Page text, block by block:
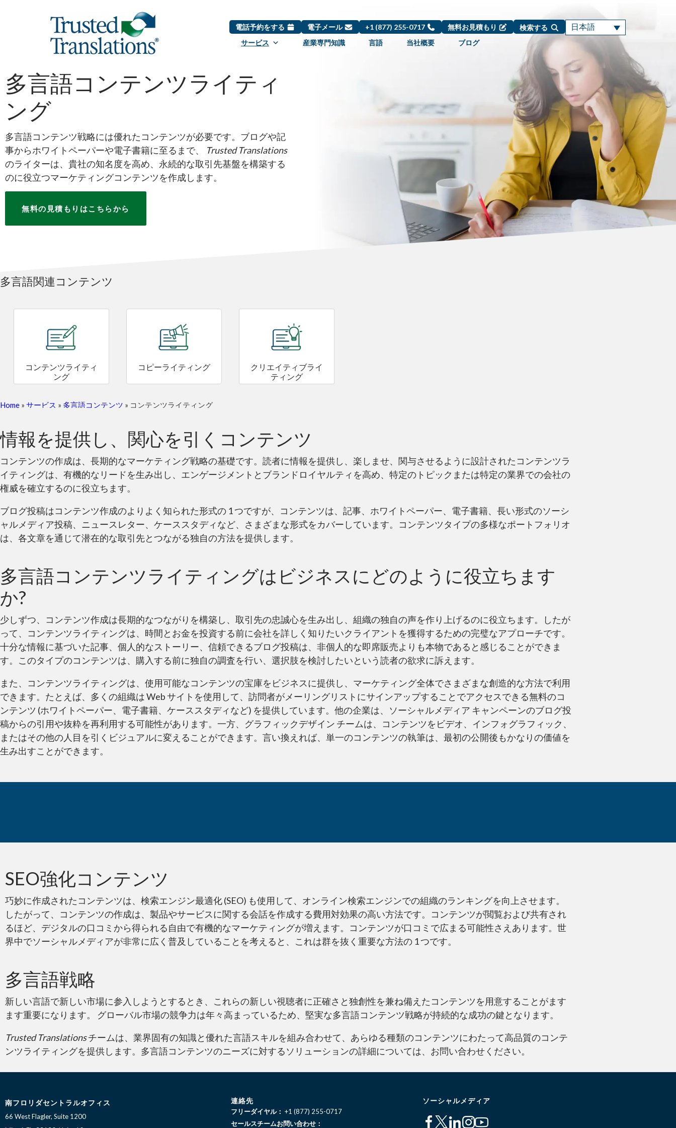
電話予約をする 電子メール +1 (877) 255-0717 無料お見積もり 検索する 日本語
サービス 産業専門知識 言語 当社概要 ブログ
多言語コンテンツライティ
ング
多言語コンテンツ戦略には優れたコンテンツが必要です。ブログや記
事からホワイトペーパーや電子書籍に至るまで、
Trusted Translations
のライターは、貴社の知名度を高め、永続的な取引先基盤を構築する
のに役立つマーケティングコンテンツを作成します。
無料の見積もりはこちらから
多言語関連コンテンツ
コンテンツライティ
ング
コピーライティング
クリエイティブライ
ティング
Home » サービス » 多言語コンテンツ » コンテンツライティング
情報を提供し、関心を引くコンテンツ
コンテンツの作成は、長期的なマーケティング戦略の基礎です。読者に情報を提供し、楽しませ、関与させるように設計されたコンテンツラ
イティングは、有機的なリードを生み出し、エンゲージメントとブランドロイヤルティを高め、特定のトピックまたは特定の業界での会社の
権威を確立するのに役立ちます。
ブログ投稿はコンテンツ作成のよりよく知られた形式の 1 つですが、コンテンツは、記事、ホワイトペーパー、電子書籍、長い形式のソーシ
ャルメディア投稿、ニュースレター、ケーススタディなど、さまざまな形式をカバーしています。コンテンツタイプの多様なポートフォリオ
は、各文章を通じて潜在的な取引先とつながる独自の方法を提供します。
多言語コンテンツライティングはビジネスにどのように役立ちます
か?
少しずつ、コンテンツ作成は長期的なつながりを構築し、取引先の忠誠心を生み出し、組織の独自の声を作り上げるのに役立ちます。したが
って、コンテンツライティングは、時間とお金を投資する前に会社を詳しく知りたいクライアントを獲得するための完璧なアプローチです。
十分な情報に基づいた記事、個人的なストーリー、信頼できるブログ投稿は、非個人的な即席販売よりも本物であると感じることができま
す。このタイプのコンテンツは、購入する前に独自の調査を行い、選択肢を検討したいという読者の欲求に訴えます。
また、コンテンツライティングは、使用可能なコンテンツの宝庫をビジネスに提供し、マーケティング全体でさまざまな創造的な方法で利用
できます。たとえば、多くの組織は Web サイトを使用して、訪問者がメーリングリストにサインアップすることでアクセスできる無料のコ
ンテンツ (ホワイトペーパー、電子書籍、ケーススタディなど) を提供しています。他の企業は、ソーシャルメディア キャンペーンのブログ投
稿からの引用や抜粋を再利用する可能性があります。一方、グラフィックデザイン チームは、コンテンツをビデオ、インフォグラフィック、
またはその他の人目を引くビジュアルに変えることができます。言い換えれば、単一のコンテンツの執筆は、最初の公開後もかなりの価値を
生み出すことができます。
ご存じでしたか?
SEO強化コンテンツ
巧妙に作成されたコンテンツは、検索エンジン最適化 (SEO) も使用して、オンライン検索エンジンでの組織のランキングを向上させます。
したがって、コンテンツの作成は、製品やサービスに関する会話を作成する費用対効果の高い方法です。コンテンツが閲覧および共有され
るほど、デジタルの口コミから得られる自由で有機的なマーケティングが増えます。コンテンツが口コミで広まる可能性さえあります。世
界中でソーシャルメディアが非常に広く普及していることを考えると、これは群を抜く重要な方法の 1 つです。
多言語戦略
新しい言語で新しい市場に参入しようとするとき、これらの新しい視聴者に正確さと独創性を兼ね備えたコンテンツを用意することがます
ます重要になります。 グローバル市場の競争力は年々高まっているため、堅実な多言語コンテンツ戦略が持続的な成功の鍵となります。
Trusted Translationsチームは、業界固有の知識と優れた言語スキルを組み合わせて、あらゆる種類のコンテンツにわたって高品質のコンテ
ンツライティングを提供します。多言語コンテンツのニーズに対するソリューションの詳細については、お問い合わせください。
南フロリダセントラルオフィス
66 West Flagler, Suite 1200
連絡先
フリーダイヤル： +1 (877) 255-0717
セールスチームお問い合わせ：
ソーシャルメディア